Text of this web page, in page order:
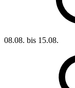
08.08. bis 15.08.